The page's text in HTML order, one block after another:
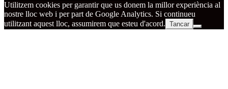
Utilitzem cookies per garantir que us donem la millor experiència al
nostre lloc web i per part de Google Analytics. Si continueu
utilitzant aquest lloc, assumirem que esteu d'acord. Tancar